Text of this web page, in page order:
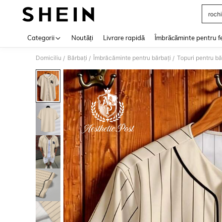
Categorii Noutăți Livrare rapidă Îmbrăcăminte pentru
Domiciliu / Bărbați / Îmbrăcăminte pentru bărbați / Topuri pentru